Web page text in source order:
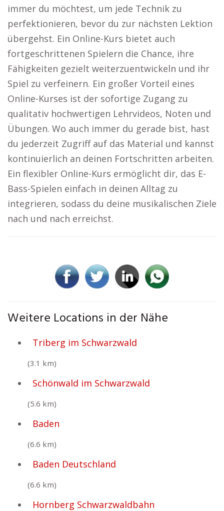
immer du möchtest, um jede Technik zu
perfektionieren, bevor du zur nächsten Lektion
übergehst. Ein Online-Kurs bietet auch
fortgeschrittenen Spielern die Chance, ihre
Fähigkeiten gezielt weiterzuentwickeln und ihr
Spiel zu verfeinern. Ein großer Vorteil eines
Online-Kurses ist der sofortige Zugang zu
qualitativ hochwertigen Lehrvideos, Noten und
Übungen. Wo auch immer du gerade bist, hast
du jederzeit Zugriff auf das Material und kannst
kontinuierlich an deinen Fortschritten arbeiten.
Ein flexibler Online-Kurs ermöglicht dir, das E-
Bass-Spielen einfach in deinen Alltag zu
integrieren, sodass du deine musikalischen Ziele
nach und nach erreichst.
Weitere Locations in der Nähe
Triberg im Schwarzwald
(3.1 km)
Schönwald im Schwarzwald
(5.6 km)
Baden
(6.6 km)
Baden Deutschland
(6.6 km)
Hornberg Schwarzwaldbahn